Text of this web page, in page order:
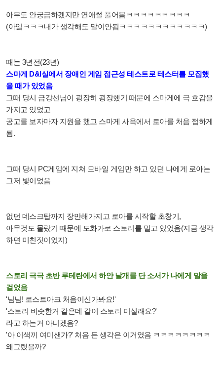
아무도 안궁금하겠지만 연애썰 풀어봄ㅋㅋㅋㅋㅋㅋㅋㅋㅋ
(아잌ㅋㅋㅋ내가 생각해도 말이안됨ㅋㅋㅋㅋㅋㅋㅋㅋㅋㅋㅋㅋ)
때는 3년전(23년)
스마게 D&I실에서 장애인 게임 접근성 테스트로 테스터를 모집했
을 때가 있었음
그때 당시 금강선님이 굉장히 굉장했기 때문에 스마게에 극 호감을
가지고 있었고
공고를 보자마자 지원을 했고 스마게 사옥에서 로아를 처음 접하게
됨.
그때 당시 PC게임에 지쳐 모바일 게임만 하고 있던 나에게 로아는
그저 빛이었음
없던 데스크탑까지 장만해가지고 로아를 시작할 초창기,
아무것도 몰랐기 때문에 도화가로 스토리를 밀고 있었음(지금 생각
하면 미친짓이었지)
스토리 극극 초반 루테란에서 하얀 날개를 단 소서가 나에게 말을
걸었음
'님님! 로스트아크 처음이신가봐요!'
'스토리 비슷한거 같은데 같이 스토리 미실래요?'
라고 하는거 아니겠음?
'아 이색끼 여미샌가?' 처음 든 생각은 이거였음 ㅋㅋㅋㅋㅋㅋㅋㅋ
왜그랬을까?